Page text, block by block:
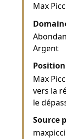
Max
Argent
Max
vers la
le
Source